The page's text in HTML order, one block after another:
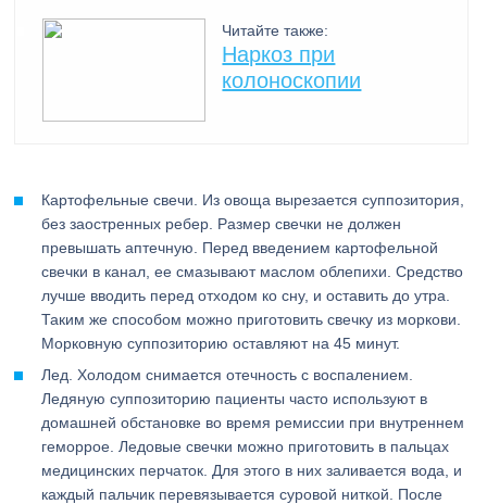
Читайте также:
Наркоз при
колоноскопии
Картофельные свечи. Из овоща вырезается суппозитория,
без заостренных ребер. Размер свечки не должен
превышать аптечную. Перед введением картофельной
свечки в канал, ее смазывают маслом облепихи. Средство
лучше вводить перед отходом ко сну, и оставить до утра.
Таким же способом можно приготовить свечку из моркови.
Морковную суппозиторию оставляют на 45 минут.
Лед. Холодом снимается отечность с воспалением.
Ледяную суппозиторию пациенты часто используют в
домашней обстановке во время ремиссии при внутреннем
геморрое. Ледовые свечки можно приготовить в пальцах
медицинских перчаток. Для этого в них заливается вода, и
каждый пальчик перевязывается суровой ниткой. После